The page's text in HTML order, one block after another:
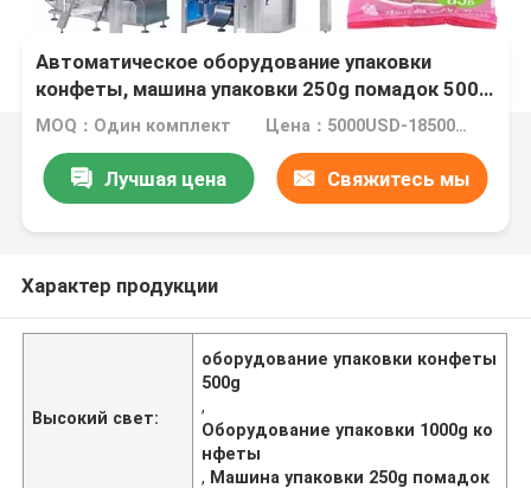
Автоматическое оборудование упаковки
конфеты, машина упаковки 250g помадок 500g
1000g
MOQ：Один комплект Цена：5000USD-18500USD per set
Лучшая цена Свяжитесь мы
Характер продукции
Высокий свет:
оборудование упаковки конфеты
500g
,
Оборудование упаковки 1000g ко
нфеты
, Машина упаковки 250g помадок